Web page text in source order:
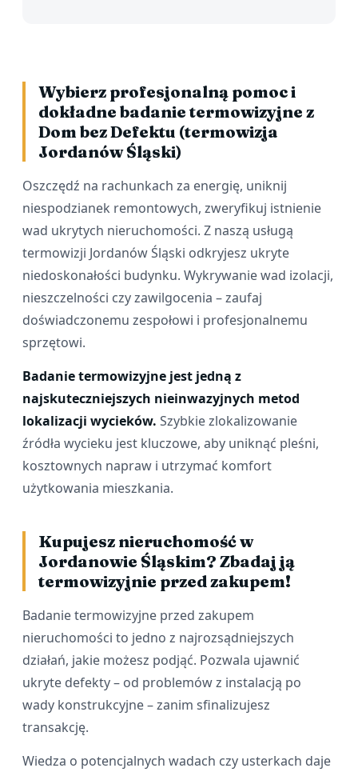
Wybierz profesjonalną pomoc i
dokładne badanie termowizyjne z
Dom bez Defektu (termowizja
Jordanów Śląski)
Oszczędź na rachunkach za energię, uniknij
niespodzianek remontowych, zweryfikuj istnienie
wad ukrytych nieruchomości. Z naszą usługą
termowizji Jordanów Śląski odkryjesz ukryte
niedoskonałości budynku. Wykrywanie wad izolacji,
nieszczelności czy zawilgocenia – zaufaj
doświadczonemu zespołowi i profesjonalnemu
sprzętowi.
Badanie termowizyjne jest jedną z
najskuteczniejszych nieinwazyjnych metod
lokalizacji wycieków. Szybkie zlokalizowanie
źródła wycieku jest kluczowe, aby uniknąć pleśni,
kosztownych napraw i utrzymać komfort
użytkowania mieszkania.
Kupujesz nieruchomość w
Jordanowie Śląskim? Zbadaj ją
termowizyjnie przed zakupem!
Badanie termowizyjne przed zakupem
nieruchomości to jedno z najrozsądniejszych
działań, jakie możesz podjąć. Pozwala ujawnić
ukryte defekty – od problemów z instalacją po
wady konstrukcyjne – zanim sfinalizujesz
transakcję.
Wiedza o potencjalnych wadach czy usterkach daje